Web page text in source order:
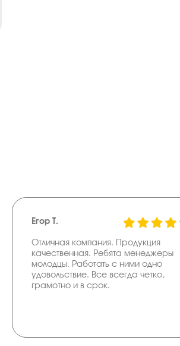
Егор Т.
Отличная компания. Продукция
качественная. Ребята менеджеры
молодцы. Работать с ними одно
удовольствие. Все всегда четко,
грамотно и в срок.